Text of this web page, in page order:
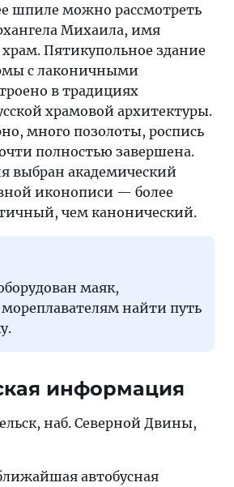
шпиле можно рассмотреть
Михаила, имя
Пятикупольное здание
с лаконичными
в традициях
храмовой архитектуры.
много позолоты, роспись
полностью завершена.
выбран академический
иконописи — более
чем канонический.
маяк,
найти путь
информация
наб. Северной Двины,
автобусная